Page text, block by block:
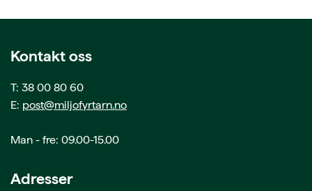
Kontakt oss
T: 38 00 80 60
E: post@miljofyrtarn.no
Man - fre: 09.00-15.00
Adresser